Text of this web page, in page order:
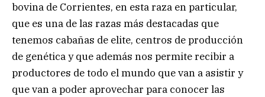
bovina de Corrientes, en esta raza en particular,
que es una de las razas más destacadas que
tenemos cabañas de elite, centros de producción
de genética y que además nos permite recibir a
productores de todo el mundo que van a asistir y
que van a poder aprovechar para conocer las